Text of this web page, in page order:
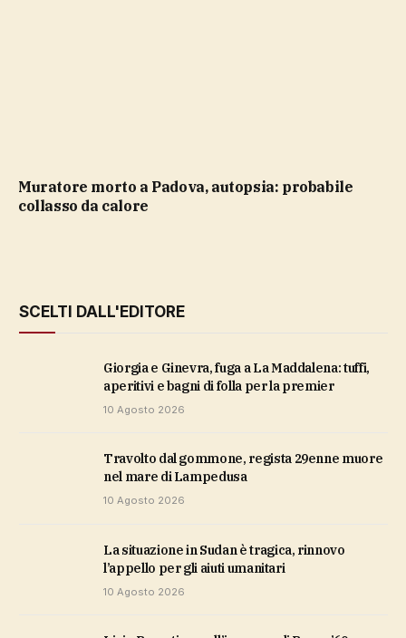
Muratore morto a Padova, autopsia: probabile
collasso da calore
SCELTI DALL'EDITORE
Giorgia e Ginevra, fuga a La Maddalena: tuffi,
aperitivi e bagni di folla per la premier
10 Agosto 2026
Travolto dal gommone, regista 29enne muore
nel mare di Lampedusa
10 Agosto 2026
La situazione in Sudan è tragica, rinnovo
l’appello per gli aiuti umanitari
10 Agosto 2026